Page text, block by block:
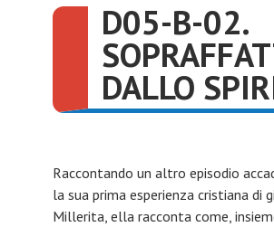
D05-B-02.
DALLO
Raccontando un altro episodio
la sua prima esperienza cristiana di
Millerita, ella racconta come,